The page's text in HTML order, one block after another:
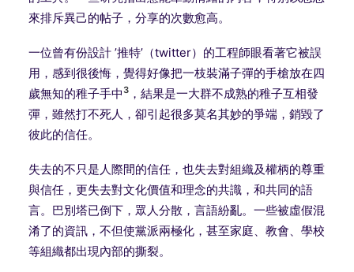
來排斥異己的帖子，分享的次數愈高。
一位曾有份設計 ’推特’（twitter）的工程師眼看著它被誤
用，感到很後悔，覺得好像把一枝裝滿子彈的手槍放在四
歲無知的稚子手中3 ，結果是一大群不成熟的稚子互相發
彈，雖然打不死人，卻引起很多莫名其妙的爭端，銷毀了
彼此的信任。
失去的不只是人際間的信任，也失去對組織及權柄的尊重
與信任，更失去對文化價值和理念的共識，和共同的語
言。巴別塔已倒下，眾人分散，言語紛亂。一些被虛假混
淆了的資訊，不但使黨派兩極化，甚至家庭、教會、學校
等組織都出現內部的撕裂。